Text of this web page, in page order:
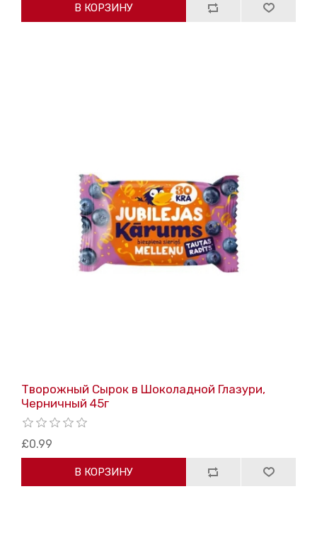
В КОРЗИНУ
Творожный Сырок в Шоколадной Глазури,
Черничный 45г
£0.99
В КОРЗИНУ